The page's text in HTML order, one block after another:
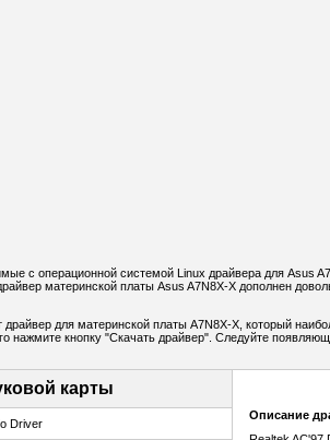
с операционной системой Linux драйвера для Asus
материнской платы Asus A7N8X-X дополнен
драйвер для материнской платы A7N8X-X, который
нажмите кнопку "Скачать драйвер". Следуйте
карты
Driver
Описание